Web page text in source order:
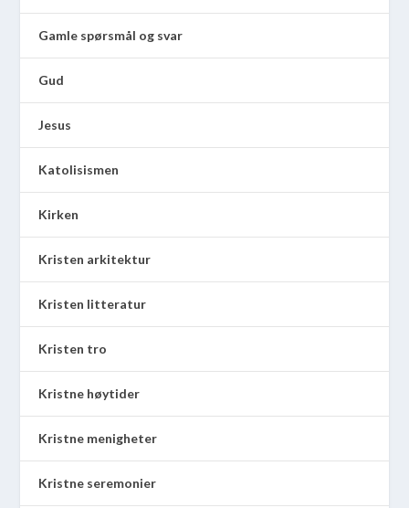
Gamle spørsmål og svar
Gud
Jesus
Katolisismen
Kirken
Kristen arkitektur
Kristen litteratur
Kristen tro
Kristne høytider
Kristne menigheter
Kristne seremonier